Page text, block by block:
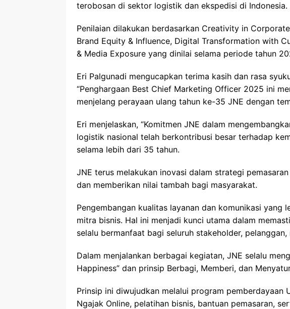
terobosan di sektor logistik dan ekspedisi di Indonesia.
Penilaian dilakukan berdasarkan Creativity in
Brand Equity & Influence, Digital Transformation with
& Media Exposure yang dinilai selama periode tahun
Eri Palgunadi mengucapkan terima kasih dan rasa
“Penghargaan Best Chief Marketing Officer 2025 ini
menjelang perayaan ulang tahun ke-35 JNE dengan
Eri menjelaskan, “Komitmen JNE dalam
logistik nasional telah berkontribusi besar terhadap
selama lebih dari 35 tahun.
JNE terus melakukan inovasi dalam strategi
dan memberikan nilai tambah bagi masyarakat.
Pengembangan kualitas layanan dan komunikasi yang
mitra bisnis. Hal ini menjadi kunci utama dalam
selalu bermanfaat bagi seluruh stakeholder, pelanggan,
Dalam menjalankan berbagai kegiatan, JNE selalu
Happiness” dan prinsip Berbagi, Memberi, dan
Prinsip ini diwujudkan melalui program pemberdayaan
Ngajak Online, pelatihan bisnis, bantuan pemasaran,